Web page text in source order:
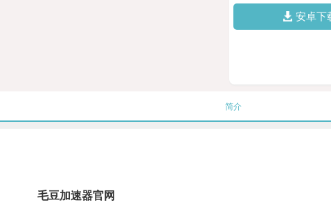
安卓下
简介
毛豆加速器官网